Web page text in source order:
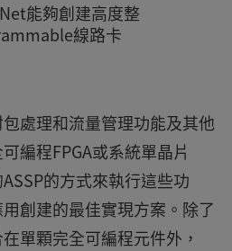
能夠創建高度整
線路卡
處理和流量管理功能及其他
編程FPGA或系統單晶片
的方式來執行這些功
創建的最佳實現方案。除了
單顆完全可編程元件外，